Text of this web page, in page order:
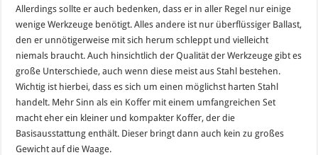
Allerdings sollte er auch bedenken, dass er in aller Regel nur einige
wenige Werkzeuge benötigt. Alles andere ist nur überflüssiger Ballast,
den er unnötigerweise mit sich herum schleppt und vielleicht
niemals braucht. Auch hinsichtlich der Qualität der Werkzeuge gibt es
große Unterschiede, auch wenn diese meist aus Stahl bestehen.
Wichtig ist hierbei, dass es sich um einen möglichst harten Stahl
handelt. Mehr Sinn als ein Koffer mit einem umfangreichen Set
macht eher ein kleiner und kompakter Koffer, der die
Basisausstattung enthält. Dieser bringt dann auch kein zu großes
Gewicht auf die Waage.